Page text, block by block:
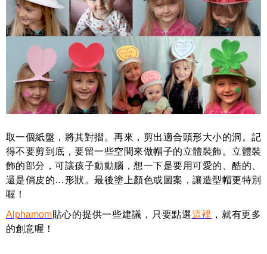
取一個紙盤，將其對摺。再來，剪出適合頭形大小的洞。記
得不要剪到底，要留一些空間來做帽子的立體裝飾。立體裝
飾的部分，可讓孩子動動腦，想一下是要用可愛的、酷的、
還是俏皮的…形狀。最後塗上顏色或圖案，讓造型帽更特別
喔！
Alphamom貼心的提供一些建議，只要點選這裡 ，就有更多
的創意喔！